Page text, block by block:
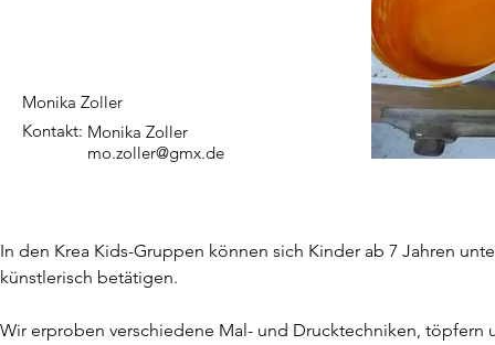
Monika Zoller
Kontakt: Monika Zoller
mo.zoller@gmx.de
In den Krea Kids-Gruppen können sich Kinder ab 7 Jahren
künstlerisch betätigen.
Wir erproben verschiedene Mal- und Drucktechniken, töpfern